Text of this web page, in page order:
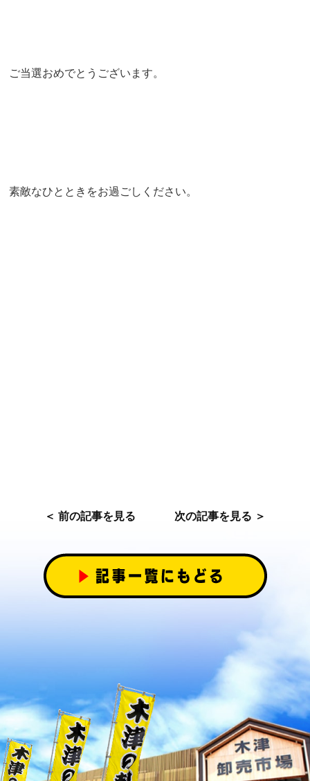
ご当選おめでとうございます。
素敵なひとときをお過ごしください。
＜ 前の記事を見る 次の記事を見る ＞